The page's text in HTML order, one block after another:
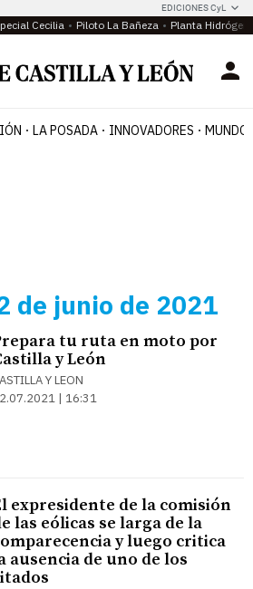
EDICIONES CyL
Cecilia Piloto La Bañeza Planta
LA POSADA INNOVADORES MUNDO
de junio de 2021
tu ruta en moto por
y León
Y LEON
| 16:31
expresidente de la comisión
las eólicas se larga de la
y luego critica
ausencia de uno de los